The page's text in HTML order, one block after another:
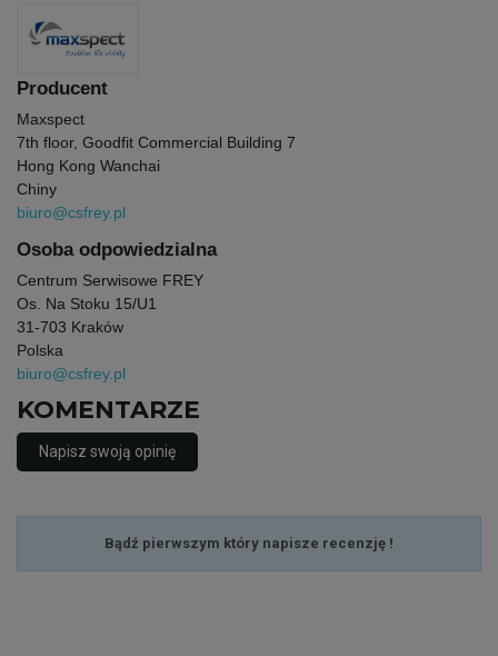
Producent
Maxspect
7th floor, Goodfit Commercial Building 7
Hong Kong Wanchai
Chiny
biuro@csfrey.pl
Osoba odpowiedzialna
Centrum Serwisowe FREY
Os. Na Stoku 15/U1
31-703 Kraków
Polska
biuro@csfrey.pl
KOMENTARZE
Napisz swoją opinię
Bądź pierwszym który napisze recenzję !